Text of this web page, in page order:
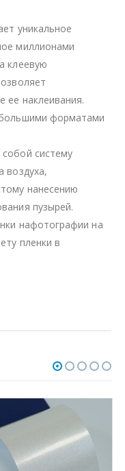
уникальное
миллионами
клеевую
ее наклеивания.
форматами
систему
воздуха,
нанесению
пузырей.
нафотографии на
пленки в